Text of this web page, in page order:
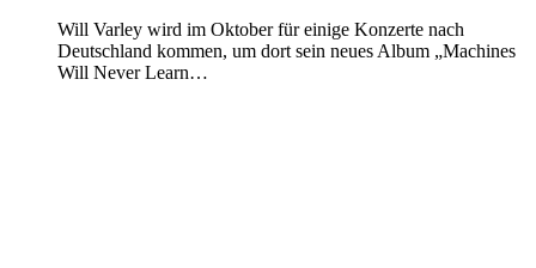
Will Varley wird im Oktober für einige Konzerte nach
Deutschland kommen, um dort sein neues Album „Machines
Will Never Learn…